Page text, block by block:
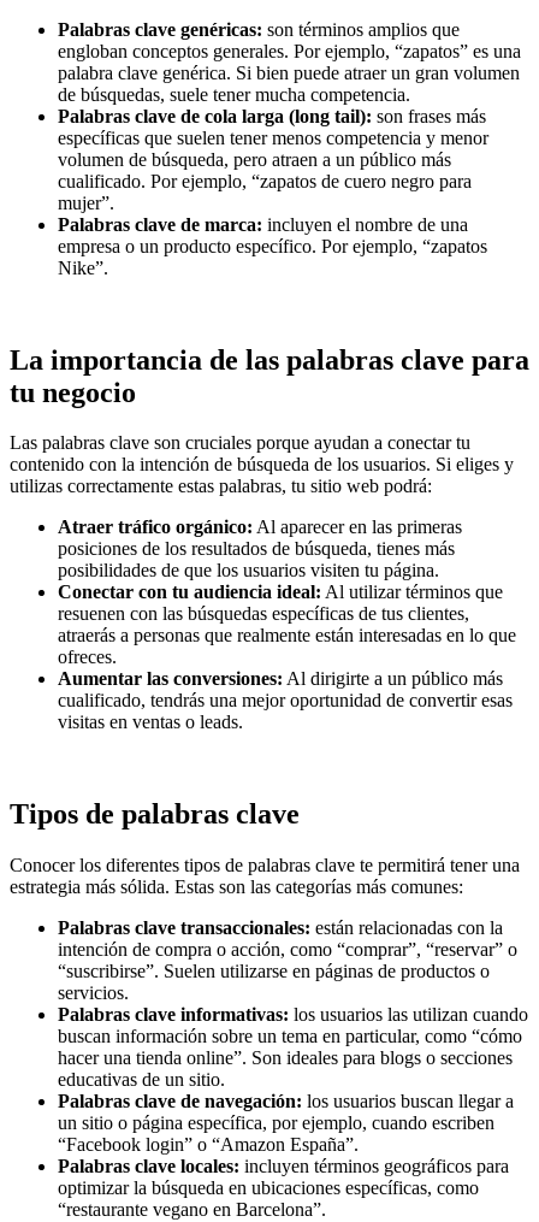
Palabras clave genéricas: son términos amplios que
engloban conceptos generales. Por ejemplo, “zapatos” es una
palabra clave genérica. Si bien puede atraer un gran volumen
de búsquedas, suele tener mucha competencia.
Palabras clave de cola larga (long tail): son frases más
específicas que suelen tener menos competencia y menor
volumen de búsqueda, pero atraen a un público más
cualificado. Por ejemplo, “zapatos de cuero negro para
mujer”.
Palabras clave de marca: incluyen el nombre de una
empresa o un producto específico. Por ejemplo, “zapatos
Nike”.
La importancia de las palabras clave para
tu negocio
Las palabras clave son cruciales porque ayudan a conectar tu
contenido con la intención de búsqueda de los usuarios. Si eliges y
utilizas correctamente estas palabras, tu sitio web podrá:
Atraer tráfico orgánico: Al aparecer en las primeras
posiciones de los resultados de búsqueda, tienes más
posibilidades de que los usuarios visiten tu página.
Conectar con tu audiencia ideal: Al utilizar términos que
resuenen con las búsquedas específicas de tus clientes,
atraerás a personas que realmente están interesadas en lo que
ofreces.
Aumentar las conversiones: Al dirigirte a un público más
cualificado, tendrás una mejor oportunidad de convertir esas
visitas en ventas o leads.
Tipos de palabras clave
Conocer los diferentes tipos de palabras clave te permitirá tener una
estrategia más sólida. Estas son las categorías más comunes:
Palabras clave transaccionales: están relacionadas con la
intención de compra o acción, como “comprar”, “reservar” o
“suscribirse”. Suelen utilizarse en páginas de productos o
servicios.
Palabras clave informativas: los usuarios las utilizan cuando
buscan información sobre un tema en particular, como “cómo
hacer una tienda online”. Son ideales para blogs o secciones
educativas de un sitio.
Palabras clave de navegación: los usuarios buscan llegar a
un sitio o página específica, por ejemplo, cuando escriben
“Facebook login” o “Amazon España”.
Palabras clave locales: incluyen términos geográficos para
optimizar la búsqueda en ubicaciones específicas, como
“restaurante vegano en Barcelona”.